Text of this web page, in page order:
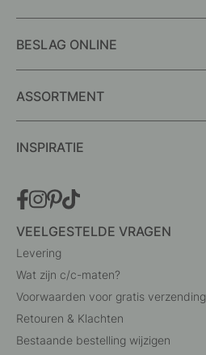
BESLAG ONLINE
ASSORTMENT
INSPIRATIE
VEELGESTELDE VRAGEN
Levering
Wat zijn c/c-maten?
Voorwaarden voor gratis verzending
Retouren & Klachten
Bestaande bestelling wijzigen